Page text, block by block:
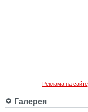
Реклама на сайте
Галерея